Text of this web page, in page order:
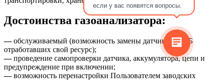
если у вас появятся вопросы.
Достоинства газоанализатора:
—обслуживаемый (возможность замены датчика и АКБ
отработавших свой ресурс);
—проведение самопроверки датчика, аккумулятора, цепи и
предупреждение при включении;
—возможность перенастройки Пользователем заводских